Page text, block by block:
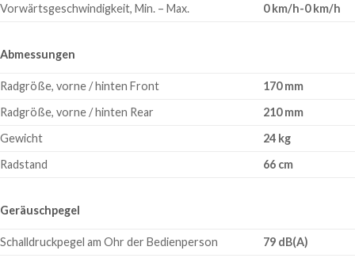
Vorwärtsgeschwindigkeit, Min. – Max.
0 km/h-0 km/h
Abmessungen
Radgröße, vorne / hinten Front
170 mm
Radgröße, vorne / hinten Rear
210 mm
Gewicht
24 kg
Radstand
66 cm
Geräuschpegel
Schalldruckpegel am Ohr der Bedienperson
79 dB(A)